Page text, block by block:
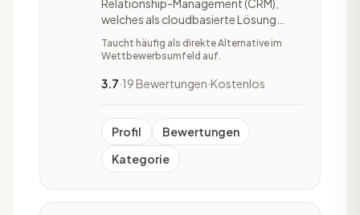
Relationship-Management (CRM),
welches als cloudbasierte Lösung
angeboten wird. Salesforce CRM
findet dabei nicht mehr nur rein als
Vertriebs statt, sondern vielfach auch
Kampagnenmanagement-Tool für
Marketing,
Taucht häufig als direkte Alternative im
Wettbewerbsumfeld auf.
3.7·19 Bewertungen·Kostenlos
Profil
Bewertungen
Kategorie